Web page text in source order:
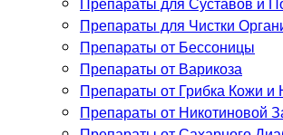
Препараты для Чистки
Препараты от Бессоницы
Препараты от Варикоза
Препараты от Грибка Кожи и
Препараты от Никотиновой